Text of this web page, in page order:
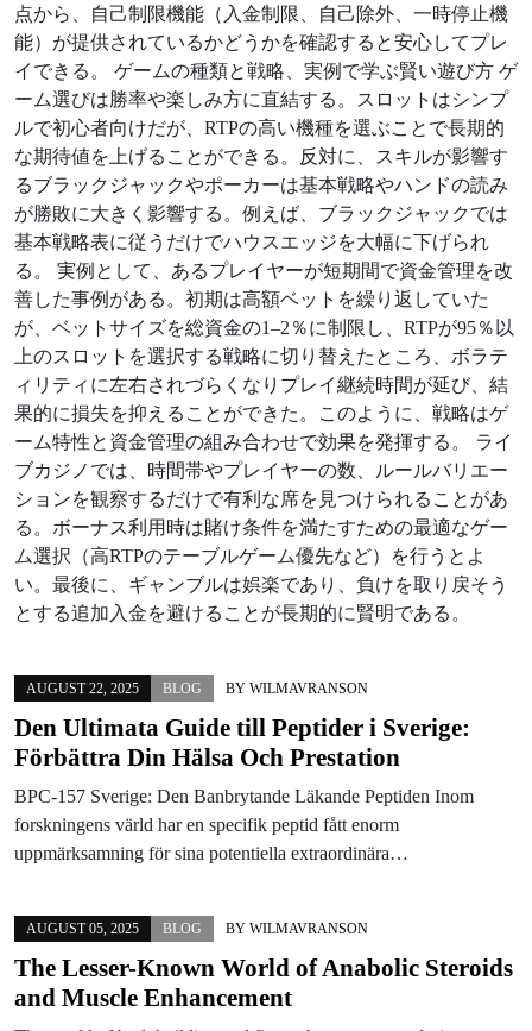
点から、自己制限機能（入金制限、自己除外、一時停止機
能）が提供されているかどうかを確認すると安心してプレ
イできる。 ゲームの種類と戦略、実例で学ぶ賢い遊び方 ゲ
ーム選びは勝率や楽しみ方に直結する。スロットはシンプ
ルで初心者向けだが、RTPの高い機種を選ぶことで長期的
な期待値を上げることができる。反対に、スキルが影響す
るブラックジャックやポーカーは基本戦略やハンドの読み
が勝敗に大きく影響する。例えば、ブラックジャックでは
基本戦略表に従うだけでハウスエッジを大幅に下げられ
る。 実例として、あるプレイヤーが短期間で資金管理を改
善した事例がある。初期は高額ベットを繰り返していた
が、ベットサイズを総資金の1–2％に制限し、RTPが95％以
上のスロットを選択する戦略に切り替えたところ、ボラテ
ィリティに左右されづらくなりプレイ継続時間が延び、結
果的に損失を抑えることができた。このように、戦略はゲ
ーム特性と資金管理の組み合わせで効果を発揮する。 ライ
ブカジノでは、時間帯やプレイヤーの数、ルールバリエー
ションを観察するだけで有利な席を見つけられることがあ
る。ボーナス利用時は賭け条件を満たすための最適なゲー
ム選択（高RTPのテーブルゲーム優先など）を行うとよ
い。最後に、ギャンブルは娯楽であり、負けを取り戻そう
とする追加入金を避けることが長期的に賢明である。
AUGUST 22, 2025 BLOG BY WILMAVRANSON
Den Ultimata Guide till Peptider i Sverige:
Förbättra Din Hälsa Och Prestation
BPC-157 Sverige: Den Banbrytande Läkande Peptiden Inom
forskningens värld har en specifik peptid fått enorm
uppmärksamning för sina potentiella extraordinära…
AUGUST 05, 2025 BLOG BY WILMAVRANSON
The Lesser-Known World of Anabolic Steroids
and Muscle Enhancement